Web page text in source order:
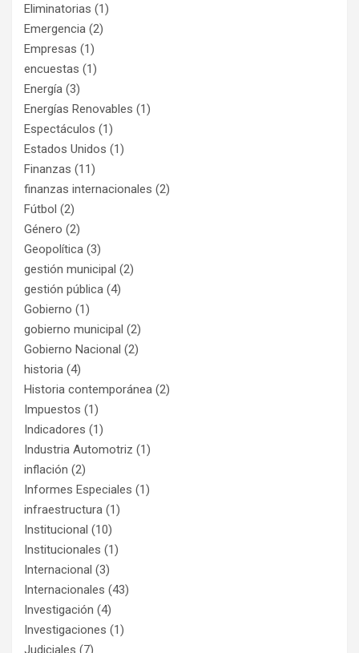
Eliminatorias (1)
Emergencia (2)
Empresas (1)
encuestas (1)
Energía (3)
Energías Renovables (1)
Espectáculos (1)
Estados Unidos (1)
Finanzas (11)
finanzas internacionales (2)
Fútbol (2)
Género (2)
Geopolítica (3)
gestión municipal (2)
gestión pública (4)
Gobierno (1)
gobierno municipal (2)
Gobierno Nacional (2)
historia (4)
Historia contemporánea (2)
Impuestos (1)
Indicadores (1)
Industria Automotriz (1)
inflación (2)
Informes Especiales (1)
infraestructura (1)
Institucional (10)
Institucionales (1)
Internacional (3)
Internacionales (43)
Investigación (4)
Investigaciones (1)
Judiciales (7)